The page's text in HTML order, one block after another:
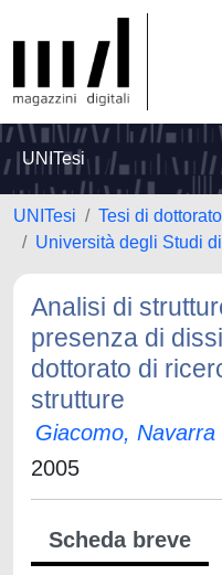
UNITesi
UNITesi
Tesi di dottorato
Università degli Studi
Analisi di
presenza di
dottorato di
strutture
Giacomo, Navarra
2005
Scheda breve